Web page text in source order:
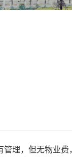
理，但无物业